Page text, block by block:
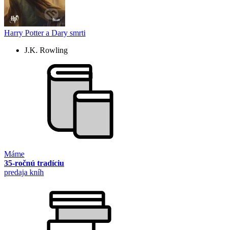
Harry Potter a Dary smrti
J.K. Rowling
Máme
35-ročnú tradíciu
predaja kníh